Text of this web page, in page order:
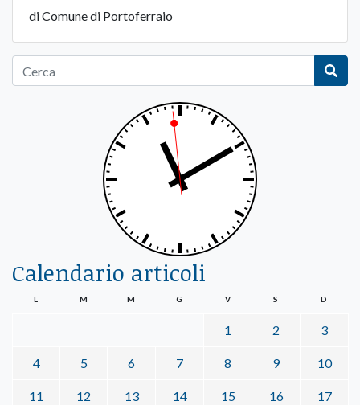
di Comune di Portoferraio
Calendario articoli
L M M G V S D
1 2 3
4 5 6 7 8 9 10
11 12 13 14 15 16 17